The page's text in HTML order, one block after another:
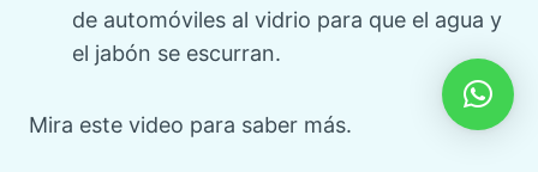
de automóviles al vidrio para que el agua y
el jabón se escurran.
Mira este video para saber más.